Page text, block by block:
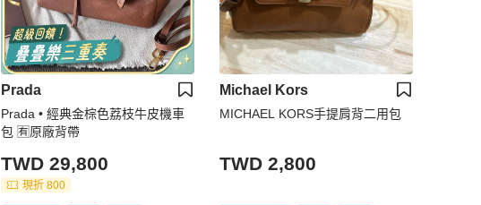
Prada
Prada • 經典金棕色荔枝牛皮機車
包 🈶原廠背帶
TWD 29,800
現折 800
Michael Kors
MICHAEL KORS手提肩背二用包
TWD 2,800